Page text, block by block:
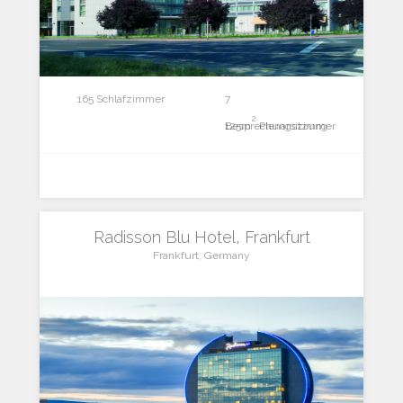
165 Schlafzimmer 7
Besprechungszimmer
125m
2
Plenarsitzung
Radisson Blu Hotel, Frankfurt
Frankfurt, Germany